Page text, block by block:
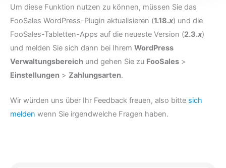
Um diese Funktion nutzen zu können, müssen Sie das
FooSales WordPress-Plugin aktualisieren (1.18.x) und die
FooSales-Tabletten-Apps auf die neueste Version (2.3.x)
und melden Sie sich dann bei Ihrem WordPress
Verwaltungsbereich und gehen Sie zu FooSales >
Einstellungen > Zahlungsarten.
Wir würden uns über Ihr Feedback freuen, also bitte sich
melden wenn Sie irgendwelche Fragen haben.